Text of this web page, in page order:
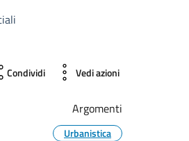
Condividi Vedi azioni
Argomenti
Urbanistica